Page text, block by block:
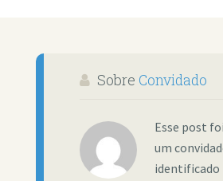
Sobre Convidado
Esse post
um
identificado